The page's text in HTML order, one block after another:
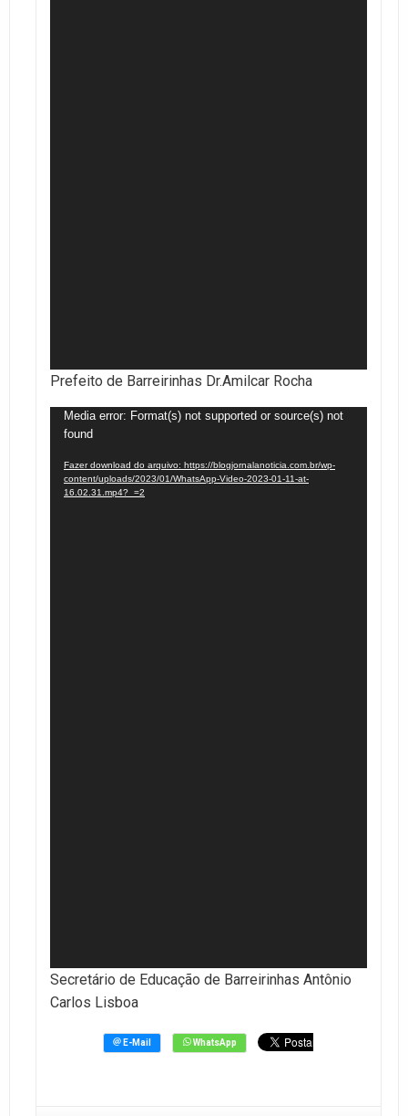
Prefeito de Barreirinhas Dr.Amilcar Rocha
Tocador
de
vídeo
Media error: Format(s) not supported or source(s) not
found
Fazer download do arquivo: https://blogjornalanoticia.com.br/wp-
content/uploads/2023/01/WhatsApp-Video-2023-01-11-at-
16.02.31.mp4?_=2
Secretário de Educação de Barreirinhas Antônio
Carlos Lisboa